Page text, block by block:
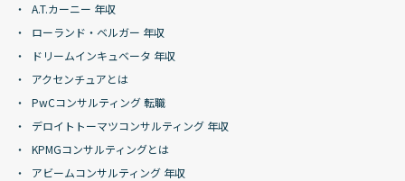
A.T.カーニー 年収
ローランド・ベルガー 年収
ドリームインキュベータ 年収
アクセンチュアとは
PwCコンサルティング 転職
デロイトトーマツコンサルティング 年収
KPMGコンサルティングとは
アビームコンサルティング 年収